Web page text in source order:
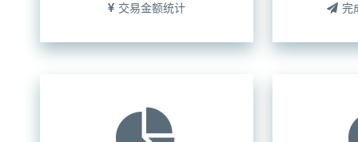
交易金额统计 完